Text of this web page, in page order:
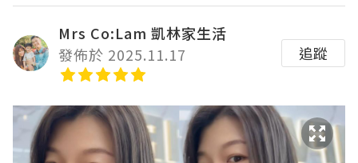
Mrs Co:Lam 凱林家生活
發佈於 2025.11.17
追蹤